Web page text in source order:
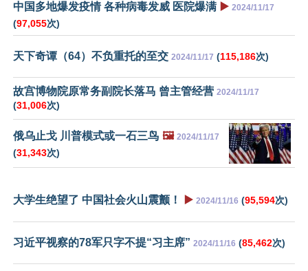
中国多地爆发疫情 各种病毒发威 医院爆满 ▶️ 2024/11/17
(97,055次)
天下奇谭（64）不负重托的至交 2024/11/17 (115,186次)
故宫博物院原常务副院长落马 曾主管经营 2024/11/17
(31,006次)
俄乌止戈 川普模式或一石三鸟 🖼️ 2024/11/17
(31,343次)
大学生绝望了 中国社会火山震颤！ ▶️ 2024/11/16 (95,594次)
习近平视察的78军只字不提“习主席” 2024/11/16 (85,462次)